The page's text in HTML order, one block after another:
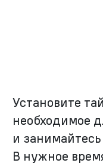
Установите
необходимое
и
В нужное